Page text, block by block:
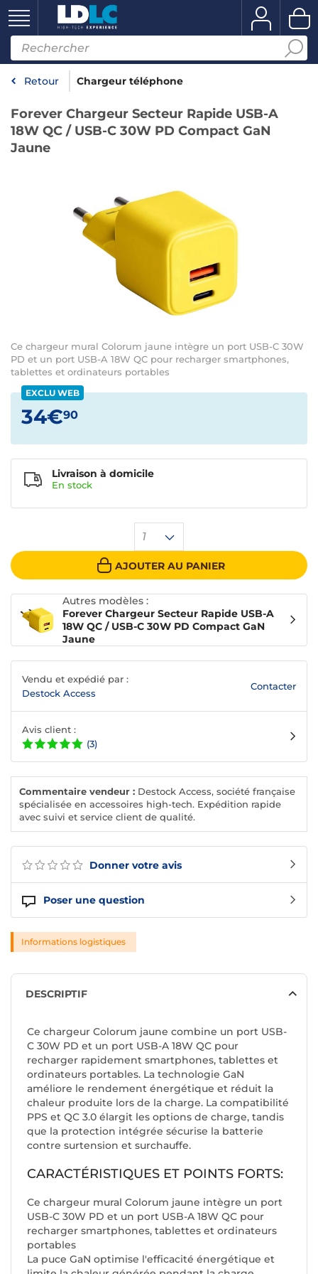
Retour Chargeur téléphone
Forever Chargeur Secteur Rapide USB-A
18W QC / USB-C 30W PD Compact GaN
Jaune
Ce chargeur mural Colorum jaune intègre un port USB-C 30W
PD et un port USB-A 18W QC pour recharger smartphones,
tablettes et ordinateurs portables
Donner votre avis
Poser une question
EXCLU WEB
34€90
1
AJOUTER AU PANIER
Livraison à domicile
En stock
Autres modèles :
Forever Chargeur Secteur Rapide USB-A
18W QC / USB-C 30W PD Compact GaN
Jaune
Vendu et expédié par :
Destock Access
Contacter
Avis client :
(3)
Commentaire vendeur : Destock Access, société française
spécialisée en accessoires high-tech. Expédition rapide
avec suivi et service client de qualité.
Informations logistiques
DESCRIPTIF
Ce chargeur Colorum jaune combine un port USB-
C 30W PD et un port USB-A 18W QC pour
recharger rapidement smartphones, tablettes et
ordinateurs portables. La technologie GaN
améliore le rendement énergétique et réduit la
chaleur produite lors de la charge. La compatibilité
PPS et QC 3.0 élargit les options de charge, tandis
que la protection intégrée sécurise la batterie
contre surtension et surchauffe.
CARACTÉRISTIQUES ET POINTS FORTS:
Ce chargeur mural Colorum jaune intègre un port
USB-C 30W PD et un port USB-A 18W QC pour
recharger smartphones, tablettes et ordinateurs
portables
La puce GaN optimise l'efficacité énergétique et